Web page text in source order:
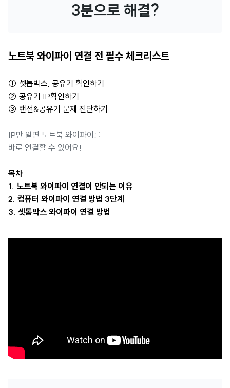
3분으로 해결?
노트북 와이파이 연결 전 필수 체크리스트
① 셋톱박스, 공유기 확인하기
② 공유기 IP확인하기
③ 랜선&공유기 문제 진단하기
IP만 알면 노트북 와이파이를
바로 연결할 수 있어요!
목차
1. 노트북 와이파이 연결이 안되는 이유
2. 컴퓨터 와이파이 연결 방법 3단계
3. 셋톱박스 와이파이 연결 방법